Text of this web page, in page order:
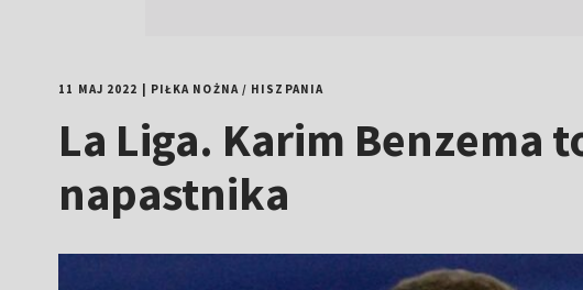
11 MAJ 2022 PIŁKA NOŻNA/ HISZPANIA
La Liga. Karim Benzema
napastnika